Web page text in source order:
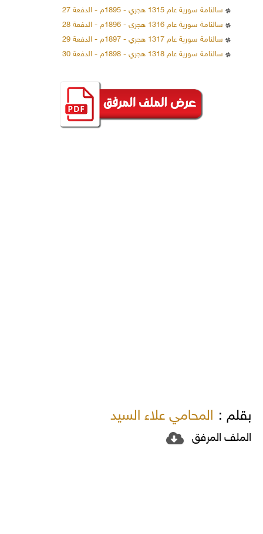
سالنامة سورية عام 1315 هجري - 1895م - الدفعة 27
سالنامة سورية عام 1316 هجري - 1896م - الدفعة 28
سالنامة سورية عام 1317 هجري - 1897م - الدفعة 29
سالنامة سورية عام 1318 هجري - 1898م - الدفعة 30
بقلم : المحامي علاء السيد
الملف المرفق